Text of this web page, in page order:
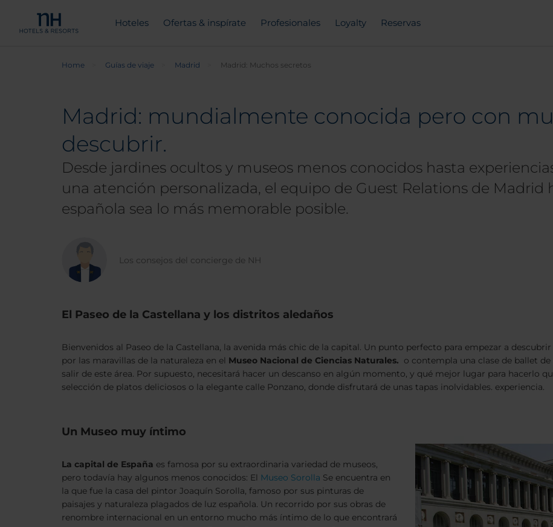
Hoteles Ofertas & inspírate Profesionales Loyalty Reservas
Home Guías de viaje Madrid Madrid: Muchos secretos
Madrid: mundialmente conocida pero con
descubrir.
Desde jardines ocultos y museos menos conocidos hasta
una atención personalizada, el equipo de Guest Relations de Madrid
española sea lo más memorable posible.
Los consejos del concierge de NH
El Paseo de la Castellana y los distritos aledaños
Bienvenidos al Paseo de la Castellana, la avenida más chic de la capital. Un punto perfecto para empezar a
por las maravillas de la naturaleza en el Museo Nacional de Ciencias Naturales. o contempla una clase de ballet
salir de este área. Por supuesto, necesitará hacer un descanso en algún momento, y qué mejor lugar para hacerlo
selección de platos deliciosos o la elegante calle Ponzano, donde disfrutará de unas tapas inolvidables. experiencia.
Un Museo muy íntimo
La capital de España es famosa por su extraordinaria variedad de museos,
pero todavía hay algunos menos conocidos: El Museo Sorolla Se encuentra en
la que fue la casa del pintor Joaquín Sorolla, famoso por sus pinturas de
paisajes y naturaleza plagados de luz española. Un recorrido por sus obras de
renombre internacional en un entorno mucho más íntimo de lo que encontrará